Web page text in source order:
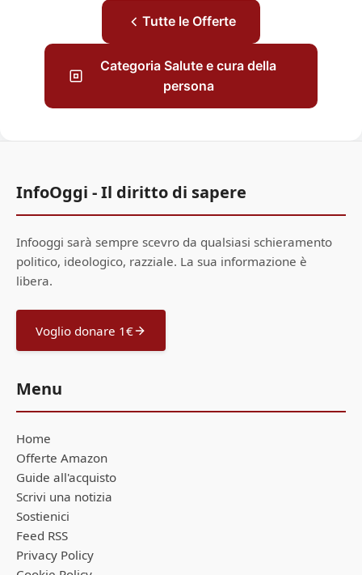
Tutte le Offerte
Categoria Salute e cura della
persona
InfoOggi - Il diritto di sapere
Infooggi sarà sempre scevro da qualsiasi schieramento
politico, ideologico, razziale. La sua informazione è
libera.
Voglio donare 1€
Menu
Home
Offerte Amazon
Guide all'acquisto
Scrivi una notizia
Sostienici
Feed RSS
Privacy Policy